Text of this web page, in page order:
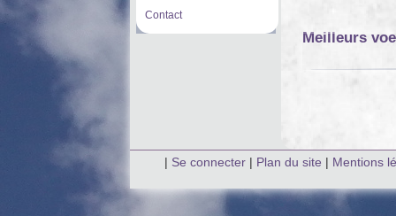
Contact
Meilleurs
| Se connecter | Plan du site | Mentions